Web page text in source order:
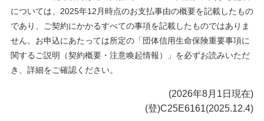
については、2025年12月時点のお支払事由の概要を記載したもの
であり、ご契約にかかるすべての事項を記載したものではありま
せん。お申込にあたっては所定の「団体信用生命保険重要事項に
関するご説明（契約概要・注意喚起情報）」を必ずお読みいただ
き、詳細をご確認ください。
(2026年8月1日現在)
(登)C25E6161(2025.12.4)